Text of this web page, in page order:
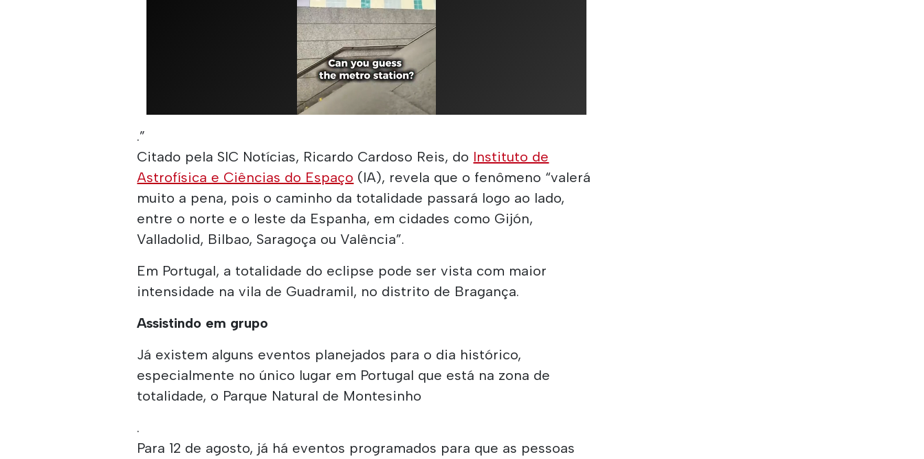
.”
Citado pela SIC Notícias, Ricardo Cardoso Reis, do Instituto de
Astrofísica e Ciências do Espaço (IA), revela que o fenômeno “valerá
muito a pena, pois o caminho da totalidade passará logo ao lado,
entre o norte e o leste da Espanha, em cidades como Gijón,
Valladolid, Bilbao, Saragoça ou Valência”.
Em Portugal, a totalidade do eclipse pode ser vista com maior
intensidade na vila de Guadramil, no distrito de Bragança.
Assistindo em grupo
Já existem alguns eventos planejados para o dia histórico,
especialmente no único lugar em Portugal que está na zona de
totalidade, o Parque Natural de Montesinho
.
Para 12 de agosto, já há eventos programados para que as pessoas